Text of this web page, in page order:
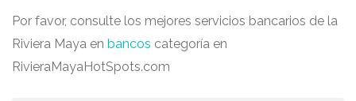
Por favor, consulte los mejores servicios bancarios de la
Riviera Maya en bancos categoría en
RivieraMayaHotSpots.com